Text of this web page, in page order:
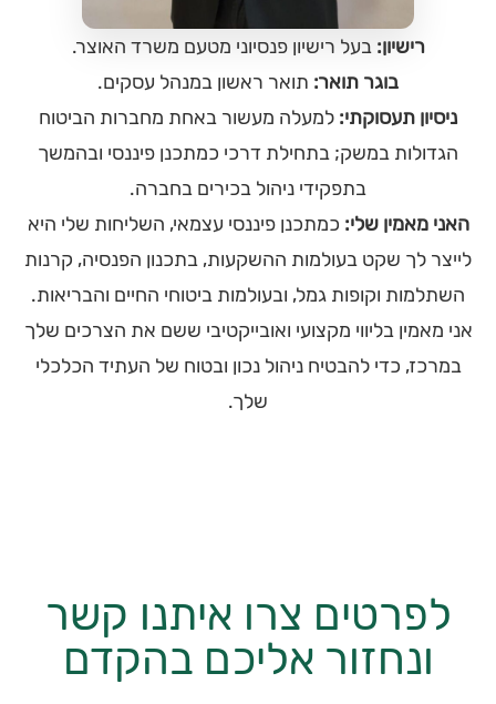
רישיון: בעל רישיון פנסיוני מטעם משרד האוצר.
בוגר תואר: תואר ראשון במנהל עסקים.
ניסיון תעסוקתי: למעלה מעשור באחת מחברות הביטוח
הגדולות במשק; בתחילת דרכי כמתכנן פיננסי ובהמשך
בתפקידי ניהול בכירים בחברה.
האני מאמין שלי: כמתכנן פיננסי עצמאי, השליחות שלי היא
לייצר לך שקט בעולמות ההשקעות, בתכנון הפנסיה, קרנות
השתלמות וקופות גמל, ובעולמות ביטוחי החיים והבריאות.
אני מאמין בליווי מקצועי ואובייקטיבי ששם את הצרכים שלך
במרכז, כדי להבטיח ניהול נכון ובטוח של העתיד הכלכלי
שלך.
לפרטים צרו איתנו קשר
ונחזור אליכם בהקדם